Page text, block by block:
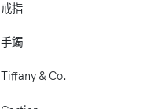
戒指
手鐲
Tiffany & Co.